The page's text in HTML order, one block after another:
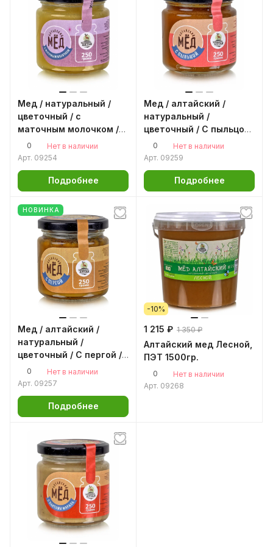
Мед / натуральный /
цветочный / с
маточным молочком /
стекло 250гр.
0
Нет в наличии
Арт. 09254
Подробнее
Мед / алтайский /
натуральный /
цветочный / С пыльцой
/ стекло 250гр.
0
Нет в наличии
Арт. 09259
Подробнее
НОВИНКА
Мед / алтайский /
натуральный /
цветочный / С пергой /
стекло 250гр.
0
Нет в наличии
Арт. 09257
Подробнее
-10%
1 215 ₽ 1 350 ₽
Алтайский мед Лесной,
ПЭТ 1500гр.
0
Нет в наличии
Арт. 09268